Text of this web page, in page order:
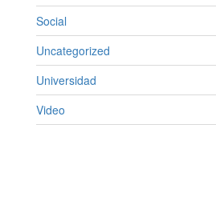
Social
Uncategorized
Universidad
Video